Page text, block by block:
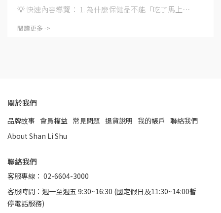
💡 快速內容導覽： 1. 為什麼保健品不能「吃了馬上⋯
閱讀更多 ->
關於我們
品牌故事 會員權益 常見問題 退貨說明 我的帳戶 聯絡我們
About Shan Li Shu
聯絡我們
客服專線： 02-6604-3000
客服時間：週一至週五 9:30~16:30 (國定假日及11:30~14:00暫
停電話服務)